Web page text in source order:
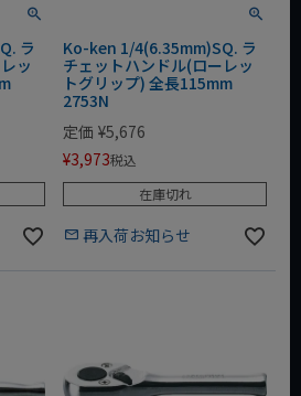
ラ
ッ
Ko-ken 1/4(6.35mm)SQ. ラ
チェットハンドル(ローレッ
トグリップ) 全長115mm
2753N
定価 ¥5,676
¥3,973税込
在庫切れ
再入荷お知らせ